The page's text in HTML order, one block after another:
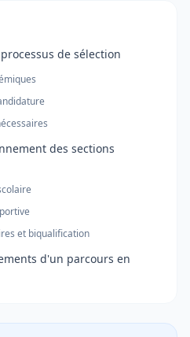
de sélection
des sections
et biqualification
d'un parcours en